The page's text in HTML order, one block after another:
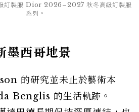
製服 Dior 2026–2027 秋冬高級訂製服
系列。
墨西哥地景
的研究並未止於藝術本
Benglis 的生活軌跡。